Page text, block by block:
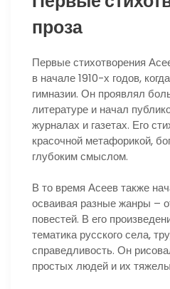
проза
Первые стихотворения
в начале 1910-х годов,
гимназии. Он проявлял
литературе и начал
журналах и газетах. Его
красочной метафорикой,
глубоким смыслом.
В то время Асеев также
осваивая разные жанры –
повестей. В его
тематика русского села,
справедливость. Он
простых людей и их